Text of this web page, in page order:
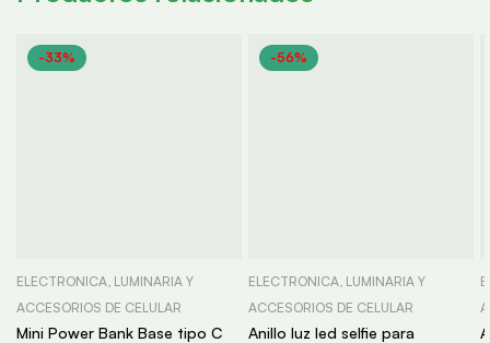
-33%
ELECTRONICA, LUMINARIA Y
ACCESORIOS DE CELULAR
Mini Power Bank Base tipo C
-56%
ELECTRONICA, LUMINARIA Y
ACCESORIOS DE CELULAR
Anillo luz led selfie para